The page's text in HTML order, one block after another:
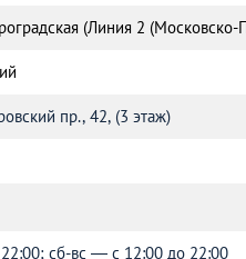
(Линия 2 (Московско-
пр., 42, (3 этаж)
сб-вс — с 12:00 до 22:00